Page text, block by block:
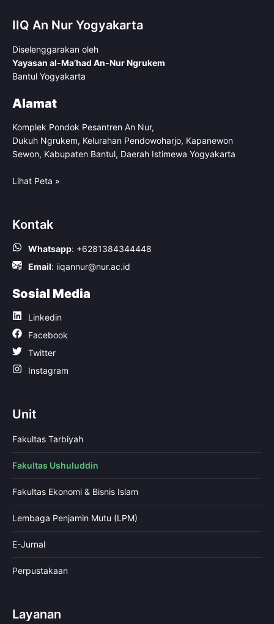
IIQ An Nur Yogyakarta
Diselenggarakan oleh
Yayasan al-Ma’had An-Nur Ngrukem
Bantul Yogyakarta
Alamat
Komplek Pondok Pesantren An Nur,
Dukuh Ngrukem, Kelurahan Pendowoharjo, Kapanewon
Sewon, Kabupaten Bantul, Daerah Istimewa Yogyakarta
Lihat Peta »
Kontak
Whatsapp: +6281384344448
Email: iiqannur@nur.ac.id
Sosial Media
Linkedin
Facebook
Twitter
Instagram
Unit
Fakultas Tarbiyah
Fakultas Ushuluddin
Fakultas Ekonomi & Bisnis Islam
Lembaga Penjamin Mutu (LPM)
E-Jurnal
Perpustakaan
Layanan